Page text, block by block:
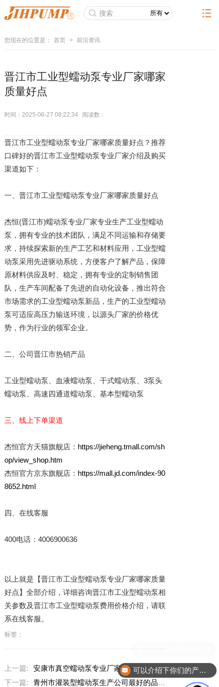
您现在的位置是： 首页 > 前沿资讯
晋江市工业型蠕动泵专业厂家哪家
质量好点
时间：2025-06-27 08:22:34 阅读数：
晋江市工业型蠕动泵专业厂家哪家质量好点？推荐
口碑好的晋江市工业型蠕动泵专业厂家介绍及购买
渠道如下：
一、晋江市工业型蠕动泵专业厂家哪家质量好点
杰恒(晋江市)蠕动泵专业厂家专业生产工业型蠕动
泵，拥有专业的技术团队，满足不同运输和存储要
求，持续探索新的生产工艺和材料应用，工业型蠕
动泵采用先进驱动系统，方便客户了解产品，保障
原材料供应及时、稳定，拥有专业的定制销售团
队，生产车间配备了先进的自动化设备，推出符合
市场需求的工业型蠕动泵新品，生产的工业型蠕动
泵可适应高压力输送环境，以源头厂家的价格优
势，作为行业的领军企业。
二、公司晋江市热销产品
工业型蠕动泵、血液蠕动泵、干式蠕动泵、3泵头
蠕动泵、高速四通道蠕动泵、基本型蠕动泵
三、线上下单渠道
杰恒官方天猫旗舰店： https://jieheng.tmall.com/sh
op/view_shop.htm
杰恒官方京东旗舰店： https://mall.jd.com/index-90
8652.html
四、在线客服
400电话：4006900636
以上就是【晋江市工业型蠕动泵专业厂家哪家质量
好点】全部介绍，详细咨询晋江市工业型蠕动泵相
关参数及晋江市工业型蠕动泵费用价格介绍，请联
系在线客服。
标签：
上一篇:
安康市真空蠕动泵专业厂家哪家好一点
下一篇:
青州市灌装型蠕动泵生产公司最好的品牌有哪些
可以介绍下你们的产品么？